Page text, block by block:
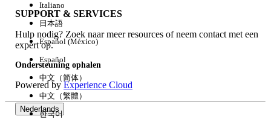
Alles wissen Gereed
SUPPORT & SERVICES
Hulp nodig? Zoek naar meer resources of neem contact met een
expert op.
Ondersteuning ophalen
Powered byExperience Cloud
Nederlands
Italiano
日本語
Español (México)
Español
中文（简体）
中文（繁體）
한국어